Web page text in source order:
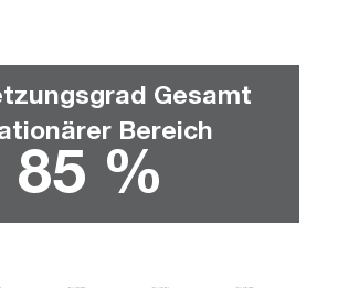
Gesamt
Bereich
85 %